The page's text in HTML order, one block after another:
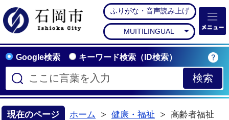
石岡市公式ホームペー
ふりがな・音声読み上げ
MUITILINGUAL
Google検索 キーワード検索（ID検索）
現在のページ ホーム
健康・福祉
高齢者福祉